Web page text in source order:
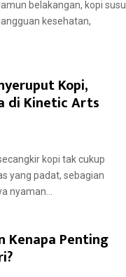
belakangan, kopi susu
kesehatan,
Kopi,
di Kinetic Arts
kopi tak cukup
yang padat, sebagian
nyaman...
Kenapa Penting